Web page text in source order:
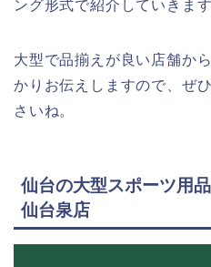
ング形式で紹介していきます
大型で品揃えが良い店舗か
かりお伝えしますので、ぜ
さいね。
仙台の大型スポーツ用
仙台泉店